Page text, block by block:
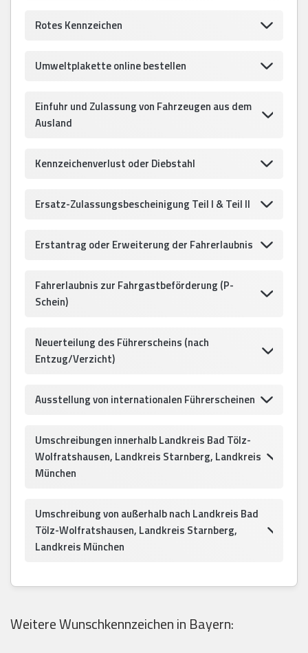
Rotes Kennzeichen
Umweltplakette online bestellen
Einfuhr und Zulassung von Fahrzeugen aus dem
Ausland
Kennzeichenverlust oder Diebstahl
Ersatz-Zulassungsbescheinigung Teil I & Teil II
Erstantrag oder Erweiterung der Fahrerlaubnis
Fahrerlaubnis zur Fahrgastbeförderung (P-
Schein)
Neuerteilung des Führerscheins (nach
Entzug/Verzicht)
Ausstellung von internationalen Führerscheinen
Umschreibungen innerhalb Landkreis Bad Tölz-
Wolfratshausen, Landkreis Starnberg, Landkreis
München
Umschreibung von außerhalb nach Landkreis Bad
Tölz-Wolfratshausen, Landkreis Starnberg,
Landkreis München
Weitere Wunschkennzeichen in Bayern: